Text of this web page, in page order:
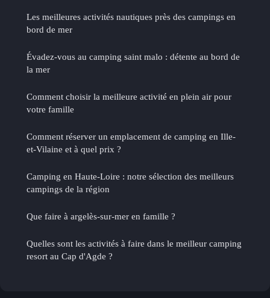
Les meilleures activités nautiques près des campings en
bord de mer
Évadez-vous au camping saint malo : détente au bord de
la mer
Comment choisir la meilleure activité en plein air pour
votre famille
Comment réserver un emplacement de camping en Ille-
et-Vilaine et à quel prix ?
Camping en Haute-Loire : notre sélection des meilleurs
campings de la région
Que faire à argelès-sur-mer en famille ?
Quelles sont les activités à faire dans le meilleur camping
resort au Cap d'Agde ?